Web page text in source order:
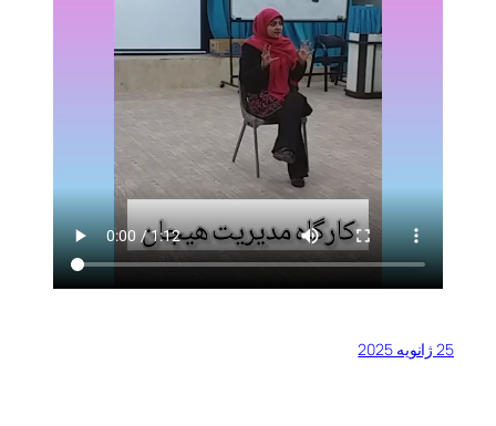
25 ژانویه 2025